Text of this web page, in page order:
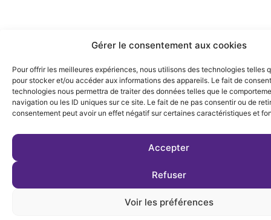
Gérer le consentement aux cookies
Pour offrir les meilleures expériences, nous utilisons des technologies telles
pour stocker et/ou accéder aux informations des appareils. Le fait de
technologies nous permettra de traiter des données telles que le
navigation ou les ID uniques sur ce site. Le fait de ne pas consentir ou de
consentement peut avoir un effet négatif sur certaines caractéristiques et
Accepter
Refuser
Voir les préférences